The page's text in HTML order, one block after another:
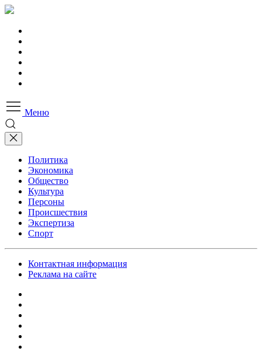
Меню
Политика
Экономика
Общество
Культура
Персоны
Происшествия
Экспертиза
Спорт
Контактная информация
Реклама на сайте